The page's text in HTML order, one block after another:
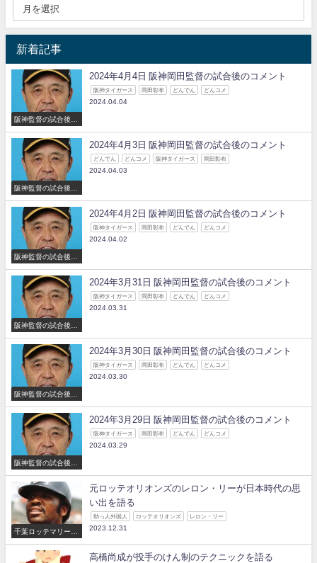
新着記事
阪神監督の試合後の
コメント
2024年4月4日 阪神岡田監督の試合後のコメント
阪神タイガース 岡田彰布 どんでん どんコメ
2024.04.04
阪神監督の試合後の
コメント
2024年4月3日 阪神岡田監督の試合後のコメント
どんでん どんコメ 阪神タイガース 岡田彰布
2024.04.03
阪神監督の試合後の
コメント
2024年4月2日 阪神岡田監督の試合後のコメント
阪神タイガース 岡田彰布 どんでん どんコメ
2024.04.02
阪神監督の試合後の
コメント
2024年3月31日 阪神岡田監督の試合後のコメント
阪神タイガース 岡田彰布 どんでん どんコメ
2024.03.31
阪神監督の試合後の
コメント
2024年3月30日 阪神岡田監督の試合後のコメント
阪神タイガース 岡田彰布 どんでん どんコメ
2024.03.30
阪神監督の試合後の
コメント
2024年3月29日 阪神岡田監督の試合後のコメント
阪神タイガース 岡田彰布 どんでん どんコメ
2024.03.29
千葉ロッテマリーン
ズ
元ロッテオリオンズのレロン・リーが日本時代の思
い出を語る
助っ人外国人 ロッテオリオンズ レロン・リー
2023.12.31
高橋尚成が投手のけん制のテクニックを語る